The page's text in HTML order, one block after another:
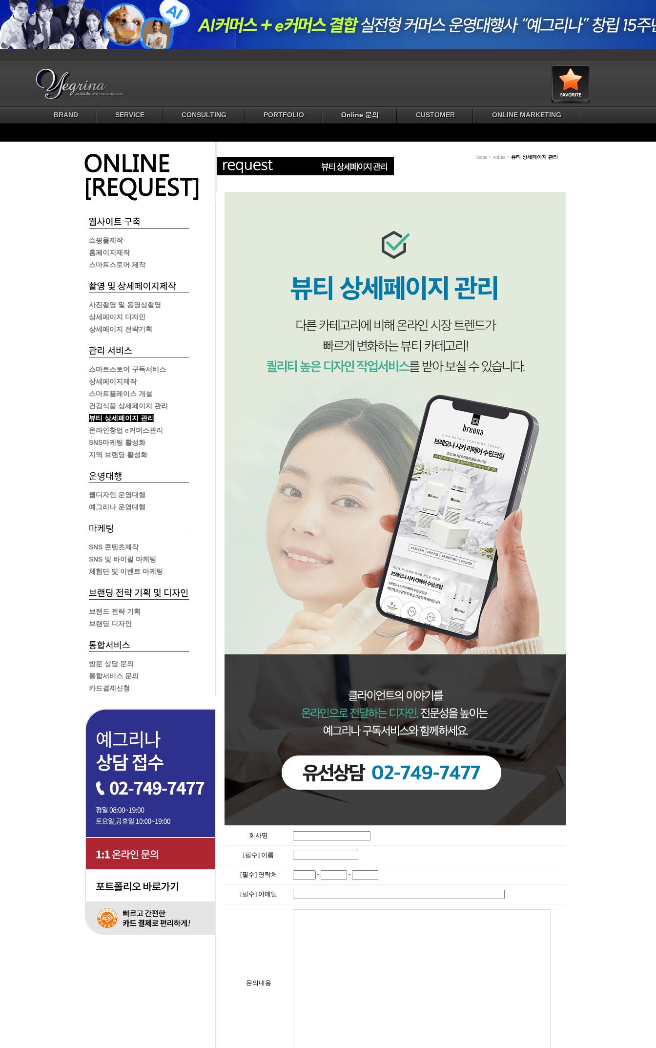
BRAND SERVICE CONSULTING PORTFOLIO Online 문의 CUSTOMER ONLINE MARKETING
쇼핑몰제작
홈페이지제작
스마트스토어 제작
사진촬영 및 동영상촬영
상세페이지 디자인
상세페이지 전략기획
스마트스토어 구독서비스
상세페이지제작
스마트플레이스 개설
건강식품 상세페이지 관리
뷰티 상세페이지 관리
온라인창업 e커머스관리
SNS마케팅 활성화
지역 브랜딩 활성화
웹디자인 운영대행
예그리나 운영대행
SNS 콘텐츠제작
SNS 및 바이럴 마케팅
체험단 및 이벤트 마케팅
브랜드 전략 기획
브랜딩 디자인
방문 상담 문의
통합서비스 문의
카드결제신청
home > online > 뷰티 상세페이지 관리
회사명
[필수] 이름
[필수] 연락처 - -
[필수] 이메일
문의내용